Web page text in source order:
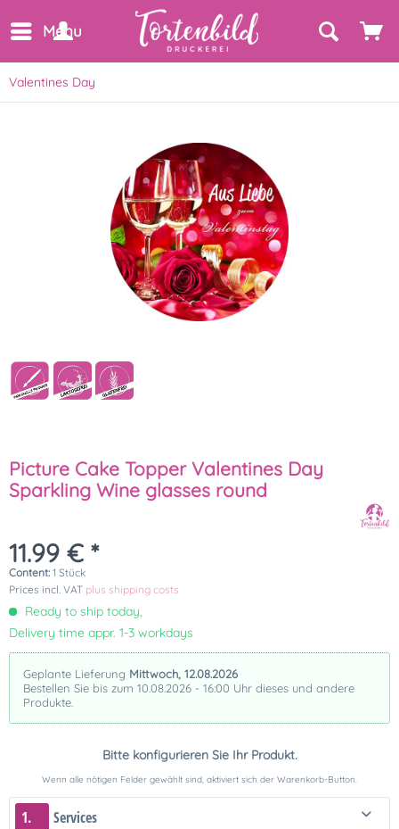
Menu
Valentines Day
Picture Cake Topper Valentines Day
Sparkling Wine glasses round
11.99 € *
Content: 1 Stück
Prices incl. VAT plus shipping costs
Ready to ship today,
Delivery time appr. 1-3 workdays
Geplante Lieferung Mittwoch, 12.08.2026
Bestellen Sie bis zum 10.08.2026 - 16:00 Uhr dieses und andere
Produkte.
Bitte konfigurieren Sie Ihr Produkt.
Wenn alle nötigen Felder gewählt sind, aktiviert sich der Warenkorb-Button.
1. Services